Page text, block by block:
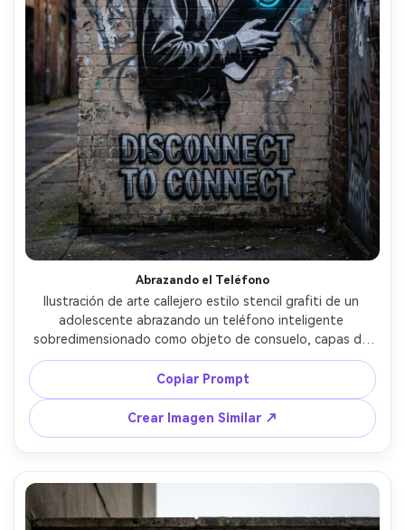
Abrazando el Teléfono
Ilustración de arte callejero estilo stencil grafiti de un
adolescente abrazando un teléfono inteligente
sobredimensionado como objeto de consuelo, capas de
stencil en blanco y negro, único punto azul neón de
notificación, pared de callejón urbano con suciedad y
pintura descascarada, bordes de aerosol ásperos y
manchas del stencil, sombra sutil como póster pegado,
ambiente satírico, composición gráfica audaz con espacio
para texto en la parte inferior, lente de 85 mm, poca
profundidad de campo, iluminación suave cinematográfica
Copiar Prompt
Crear Imagen Similar ↗